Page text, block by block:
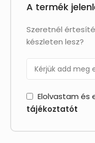
A termék
Szeretnél
készleten lesz?
Elolvastam és
tájékoztatót